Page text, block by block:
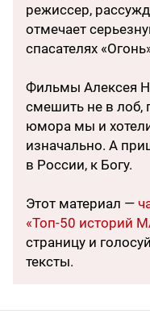
режиссер,
отмечает
спасателях
Фильмы Алексея
смешить не в лоб,
юмора мы и
изначально. А
в России, к Богу.
Этот материал —
«Топ-50 историй
страницу и
тексты.